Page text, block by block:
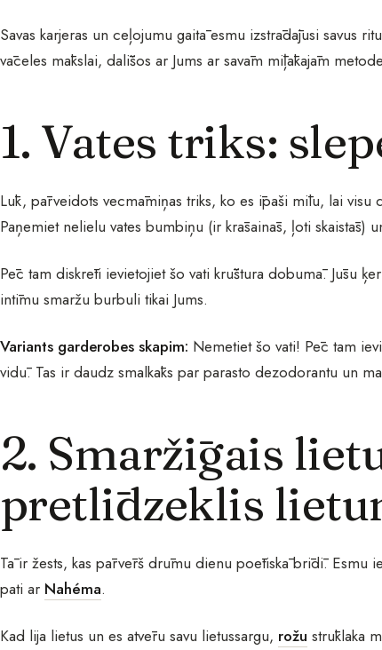
Savas karjeras un ceļojumu gaitā esmu izstrādājusi savus
vāceles mākslai, dalīšos ar Jums ar savām mīļākajām
1. Vates triks:
Lūk, pārveidots vecmāmiņas triks, ko es īpaši mīlu, lai visu
Paņemiet nelielu vates bumbiņu (ir krāsainās, ļoti skaistās)
Pēc tam diskrēti ievietojiet šo vati krūštura dobumā. Jūsu
intīmu smaržu burbuli tikai Jums.
Variants garderobes skapim: Nemetiet šo vati! Pēc tam
vidū. Tas ir daudz smalkāks par parasto dezodorantu un
2. Smaržīgais
pretlīdzeklis
Tā ir žests, kas pārvērš drūmu dienu poētiskā brīdī. Esmu
pati ar Nahéma.
Kad lija lietus un es atvēru savu lietussargu, rožu strūklaka